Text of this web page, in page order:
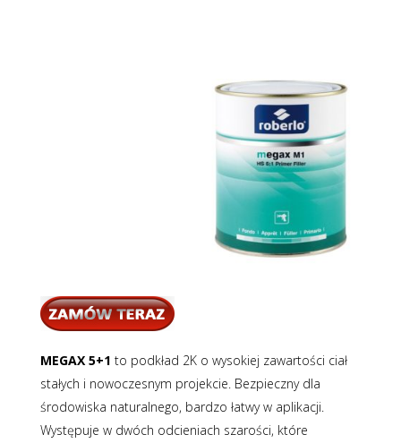
MEGAX 5+1 to podkład 2K o wysokiej zawartości ciał
stałych i nowoczesnym projekcie. Bezpieczny dla
środowiska naturalnego, bardzo łatwy w aplikacji.
Występuje w dwóch odcieniach szarości, które